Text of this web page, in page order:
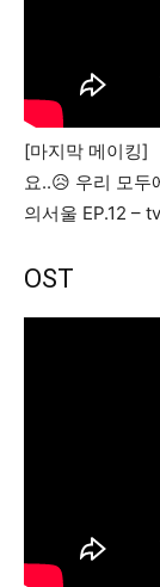
[마지막 메이킹]
요..😥 우리 모두
의서울 EP.12 –
OST